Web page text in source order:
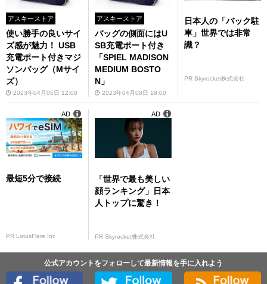
アスキーストア
使い勝手の良いサイ
ズ感が魅力！ USB
充電ポート付きマジ
ソンバッグ（Mサイ
ズ）
2023年04月05日 12:00
アスキーストア
バッグの側面にはU
SB充電ポート付き
「SPIEL MADISON
MEDIUM BOSTO
N」
2023年04月08日 18:00
日本人の「バック駐
車」世界では非常
識？
PR Skyrocket株式会社
最短5分で接続
PR LotusFlare Inc
AD
「世界で最も美しい
顔ランキング」日本
人トップに驚き！
PR Skyrocket株式会社
AD
公式アカウントをフォローして最新情報を手に入れよう